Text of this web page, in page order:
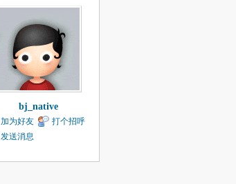
bj_native
加为好友
打个招呼
发送消息